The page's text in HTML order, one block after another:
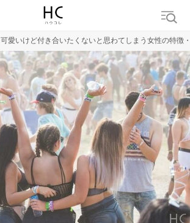
可愛いけど付き合いたくないと思わてしまう女性の特徴